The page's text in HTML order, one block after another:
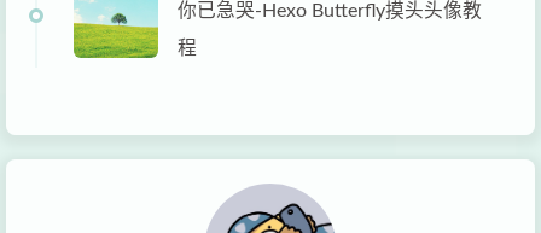
你已急哭-Hexo Butterfly摸头头像教
程